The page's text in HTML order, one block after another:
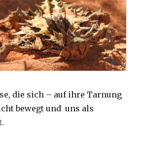
die sich – auf ihre Tarnung
bewegt und uns als